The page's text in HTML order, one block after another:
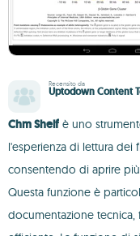
Recensito da
Uptodown Content
Chm Shelf è uno
l'esperienza di lettura dei
consentendo di aprire
Questa funzione è
documentazione